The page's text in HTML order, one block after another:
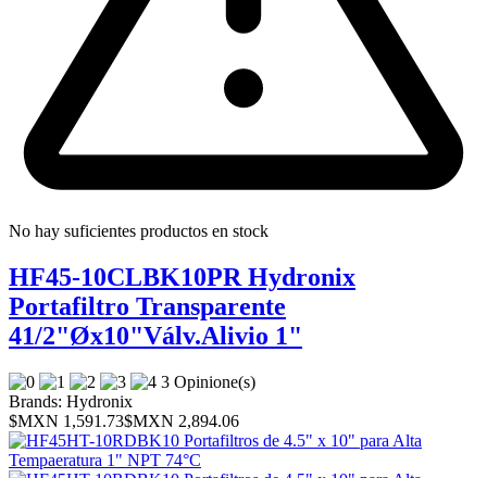
No hay suficientes productos en stock
HF45-10CLBK10PR Hydronix
Portafiltro Transparente
41/2"Øx10"Válv.Alivio 1"
3 Opinione(s)
Brands: Hydronix
$MXN 1,591.73$MXN 2,894.06